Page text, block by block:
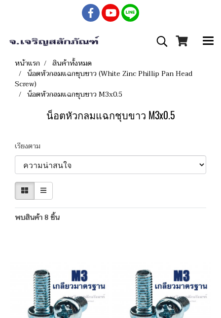
หน้าแรก
สินค้าทั้งหมด
น็อตหัวกลมแฉกชุบขาว (White Zinc Phillip Pan Head
Screw)
น็อตหัวกลมแฉกชุบขาว M3x0.5
น็อตหัวกลมแฉกชุบขาว M3x0.5
เรียงตาม
พบสินค้า 8 ชิ้น